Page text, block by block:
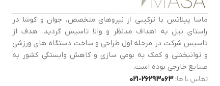
ماسا پیلاتس با ترکیبی از نیروهای متخصص، جوان و کوشا در
راستای نیل به اهداف مدنظر و والا تاسیس گردید. هدف از
تاسیس شرکت در مرحله اول طراحی و ساخت دستگاه های ورزشی
و توانبخشی و کمک به بومی سازی و کاهش وابستگی کشور به
صنایع خارجی بوده است.
تماس با ما:26293063-021